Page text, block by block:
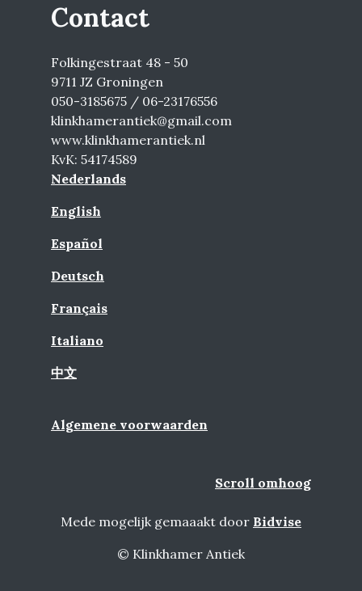
Contact
Folkingestraat 48 - 50
9711 JZ Groningen
050-3185675 / 06-23176556
klinkhamerantiek@gmail.com
www.klinkhamerantiek.nl
KvK: 54174589
Nederlands
English
Español
Deutsch
Français
Italiano
中文
Algemene voorwaarden
Scroll omhoog
Mede mogelijk gemaaakt door Bidvise
© Klinkhamer Antiek